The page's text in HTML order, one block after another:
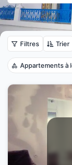
Filtres Trier
Appartements à